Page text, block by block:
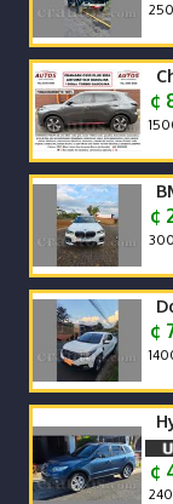
¢
¢
¢
¢